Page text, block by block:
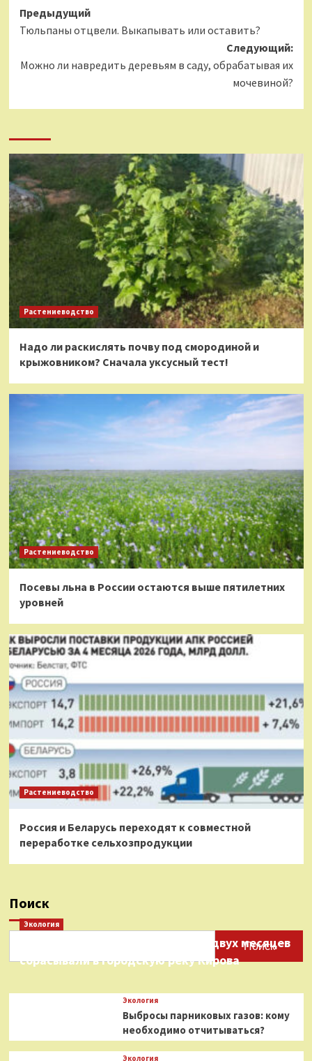
Навигация
записи
Предыдущий
Тюльпаны отцвели. Выкапывать или оставить?
Следующий:
Можно ли навредить деревьям в саду, обрабатывая их
мочевиной?
Растениеводство
Надо ли раскислять почву под смородиной и
крыжовником? Сначала уксусный тест!
Растениеводство
Посевы льна в России остаются выше пятилетних
уровней
Растениеводство
Россия и Беларусь переходят к совместной
переработке сельхозпродукции
Поиск
Поиск
Экология
Нефтепродукты на протяжении двух месяцев
сбрасывали в городскую реку Кирова
Экология
Выбросы парниковых газов: кому
необходимо отчитываться?
Экология